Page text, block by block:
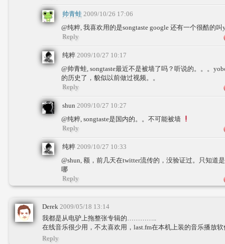
帅青蛙 2009/10/26 17:06
@纯粹, 我喜欢用的是songtaste google 还有一个很酷的叫
Reply
纯粹 2009/10/27 10:17
@帅青蛙, songtaste最近不是被墙了吗？听说的。。。
的历史了，貌似以前做过视频。。
Reply
shun 2009/10/27 10:27
@纯粹, songtaste是国内的。。不可能被墙
Reply
纯粹 2009/10/27 10:33
@shun, 额，前几天在twitter流传的，没验证过。只知道
哪
Reply
Derek 2009/05/18 13:14
我都是从电驴上拖整张专辑的…………..
在线音乐很少用，不太喜欢用，last.fm在本机上装的音乐播放
Reply